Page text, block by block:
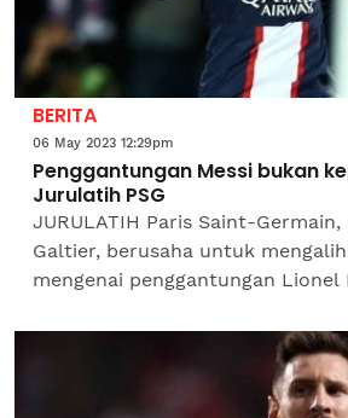
BERITA
06 May 2023 12:29pm
Penggantungan Messi bukan
Jurulatih PSG
JURULATIH Paris Saint-
Galtier, berusaha untuk
mengenai penggantungan Lionel
miliknya. "Saya...